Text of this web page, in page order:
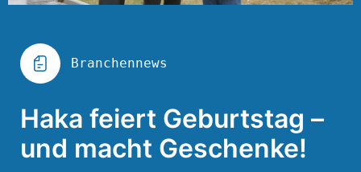
Branchennews
Haka feiert Geburtstag –
und macht Geschenke!